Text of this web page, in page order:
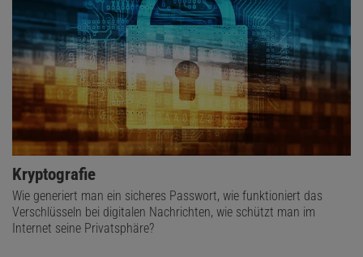
Kryptografie
Wie generiert man ein sicheres Passwort, wie funktioniert das
Verschlüsseln bei digitalen Nachrichten, wie schützt man im
Internet seine Privatsphäre?